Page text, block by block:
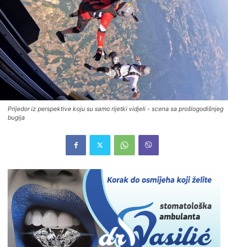
Prijedor iz perspektive koju su samo rijetki vidjeli - scena sa prošlogodišnjeg
bugija